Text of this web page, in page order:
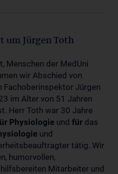
um Jürgen Toth
Menschen der MedUni
wir Abschied von
Fachoberinspektor Jürgen
im Alter von 51 Jahren
Herr Toth war 30 Jahre
Physiologie und für das
und
tätig. Wir
humorvollen,
Mitarbeiter und